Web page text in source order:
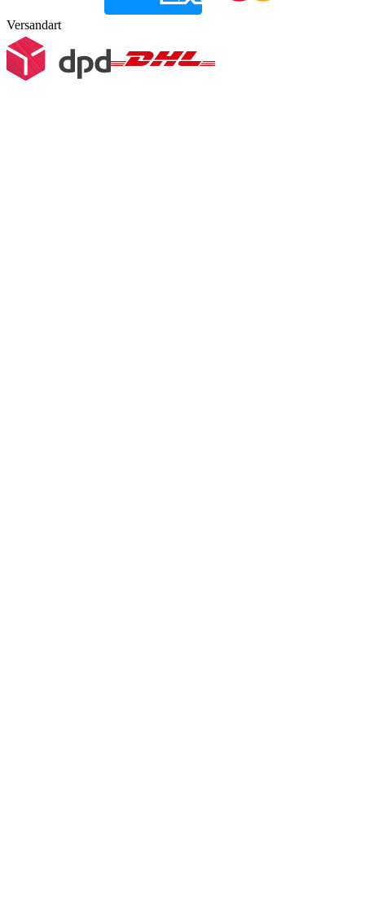
Versandart